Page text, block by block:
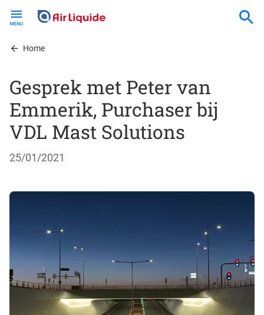
contentHome
Gesprek met Peter van
Emmerik, Purchaser bij
VDL Mast Solutions
25/01/2021